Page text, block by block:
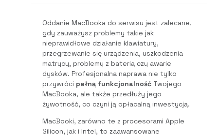
Oddanie MacBooka do serwisu jest zalecane,
gdy zauważysz problemy takie jak
nieprawidłowe działanie klawiatury,
przegrzewanie się urządzenia, uszkodzenia
matrycy, problemy z baterią czy awarie
dysków. Profesjonalna naprawa nie tylko
przywróci pełną funkcjonalność Twojego
MacBooka, ale także przedłuży jego
żywotność, co czyni ją opłacalną inwestycją.
MacBooki, zarówno te z procesorami Apple
Silicon, jak i Intel, to zaawansowane